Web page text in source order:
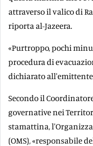
attraverso il valico di
riporta al-Jazeera.
«Purtroppo, pochi
procedura di
dichiarato all'emittente
Secondo il
governative nei
stamattina,
(OMS), «responsabile